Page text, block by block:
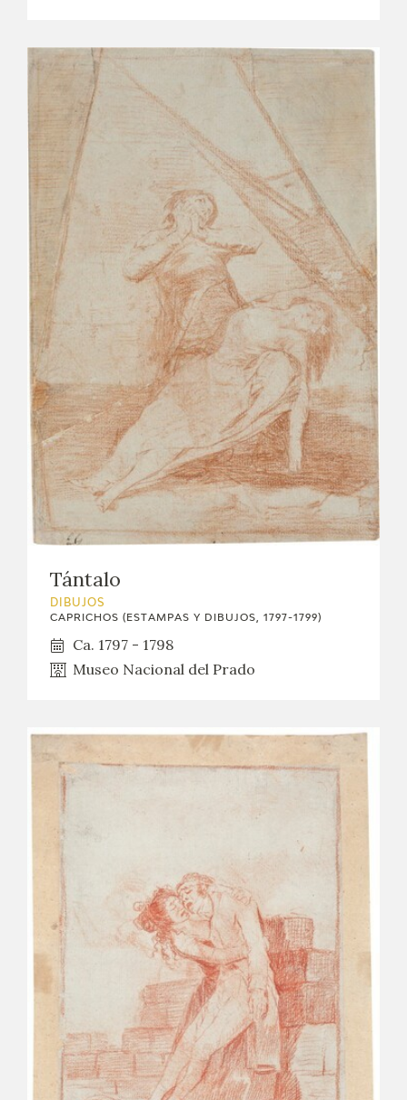
Tántalo
DIBUJOS
CAPRICHOS (ESTAMPAS Y DIBUJOS, 1797-1799)
Ca. 1797 - 1798
Museo Nacional del Prado